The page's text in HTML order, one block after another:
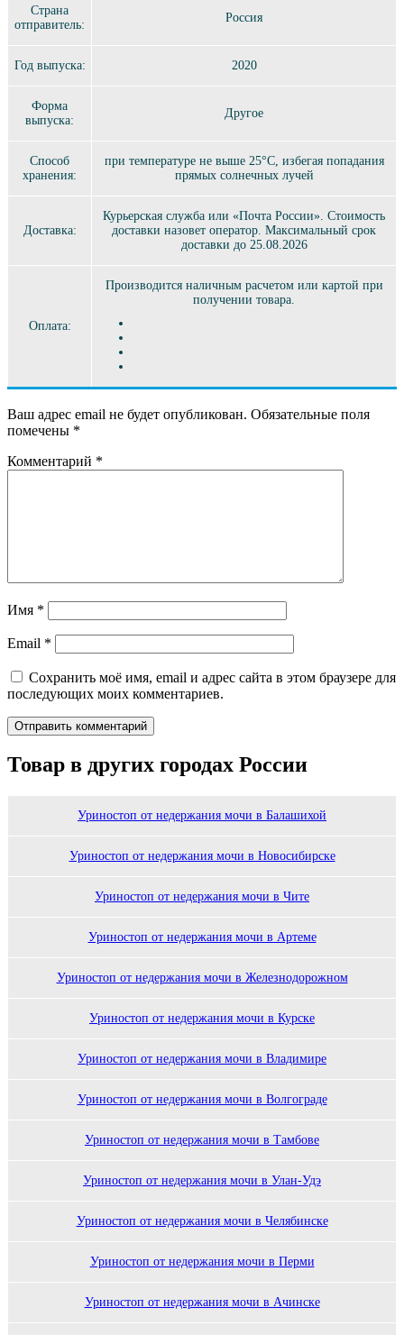
Страна
отправитель:
Россия
Год выпуска: 2020
Форма
выпуска:
Другое
Способ
хранения:
при температуре не выше 25°C, избегая попадания
прямых солнечных лучей
Доставка:
Курьерская служба или «Почта России». Стоимость
доставки назовет оператор. Максимальный срок
доставки до 25.08.2026
Оплата:
Производится наличным расчетом или картой при
получении товара.
Ваш адрес email не будет опубликован. Обязательные поля
помечены *
Комментарий *
Имя *
Email *
Сохранить моё имя, email и адрес сайта в этом браузере для
последующих моих комментариев.
Товар в других городах России
Уриностоп от недержания мочи в Балашихой
Уриностоп от недержания мочи в Новосибирске
Уриностоп от недержания мочи в Чите
Уриностоп от недержания мочи в Артеме
Уриностоп от недержания мочи в Железнодорожном
Уриностоп от недержания мочи в Курске
Уриностоп от недержания мочи в Владимире
Уриностоп от недержания мочи в Волгограде
Уриностоп от недержания мочи в Тамбове
Уриностоп от недержания мочи в Улан-Удэ
Уриностоп от недержания мочи в Челябинске
Уриностоп от недержания мочи в Перми
Уриностоп от недержания мочи в Ачинске